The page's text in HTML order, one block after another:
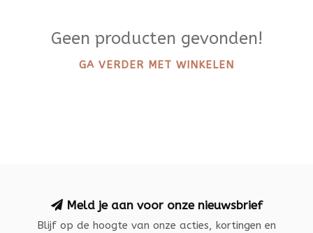
Geen producten gevonden!
GA VERDER MET WINKELEN
Meld je aan voor onze nieuwsbrief
Blijf op de hoogte van onze acties, kortingen en